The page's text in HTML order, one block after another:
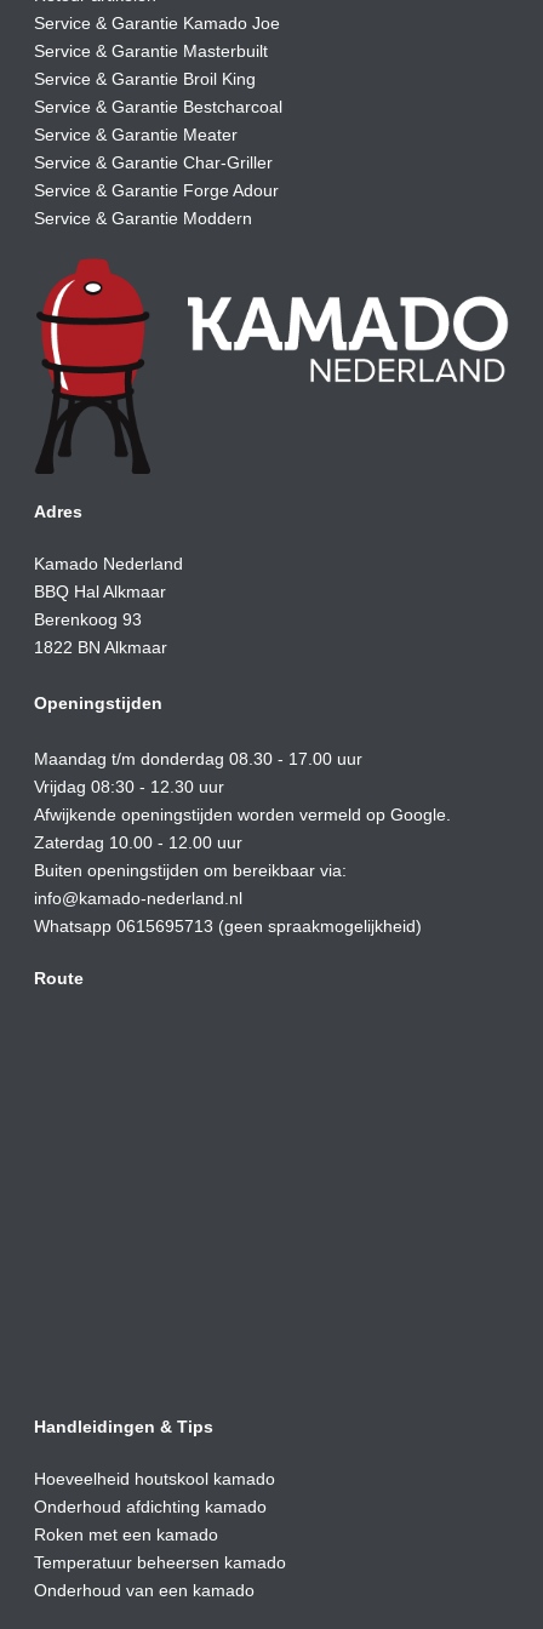
Service & Garantie Kamado Joe
Service & Garantie Masterbuilt
Service & Garantie Broil King
Service & Garantie Bestcharcoal
Service & Garantie Meater
Service & Garantie Char-Griller
Service & Garantie Forge Adour
Service & Garantie Moddern
Adres
Kamado Nederland
BBQ Hal Alkmaar
Berenkoog 93
1822 BN Alkmaar
Openingstijden
Maandag t/m donderdag 08.30 - 17.00 uur
Vrijdag 08:30 - 12.30 uur
Afwijkende openingstijden worden vermeld op Google.
Zaterdag 10.00 - 12.00 uur
Buiten openingstijden om bereikbaar via:
info@kamado-nederland.nl
Whatsapp 0615695713 (geen spraakmogelijkheid)
Route
Handleidingen & Tips
Hoeveelheid houtskool kamado
Onderhoud afdichting kamado
Roken met een kamado
Temperatuur beheersen kamado
Onderhoud van een kamado